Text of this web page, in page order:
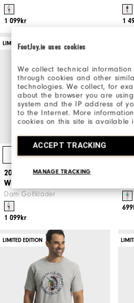
FootJoy.ie uses cookies
We collect technical
through cookies and other
technologies. We collect, for
about the browser you are
system and the IP address of
to the Internet. More
cookies on this site is available
ACCEPT TRACKING
MANAGE TRACKING
1 099kr 1
LIMITED EDITION
Direktköp
2026 U.S. Open Pique
Women
Dam Golfkläder
1 099kr
LIMITED EDITION